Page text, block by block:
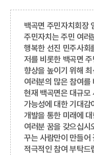
백곡면 주민자치회장
주민자치는 주민 여러
행복한 선진 민주사회
저를 비롯한 백곡면
향상을 높이기 위해
여러분의 많은 참여를
현재 백곡면은 대규모
가능성에 대한 기대감
개발을 통한 미래에
여러분 꿈을 갖으십시
꾸는 사람만이 만들어
적극적인 참여 부탁드